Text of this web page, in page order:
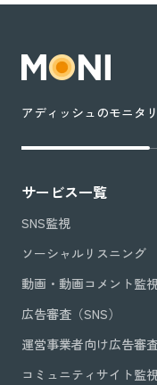
アディッシュのモニタ
サービス一覧
SNS監視
ソーシャルリスニング
動画・動画コメント監
広告審査（SNS）
運営事業者向け広告審
コミュニティサイト監